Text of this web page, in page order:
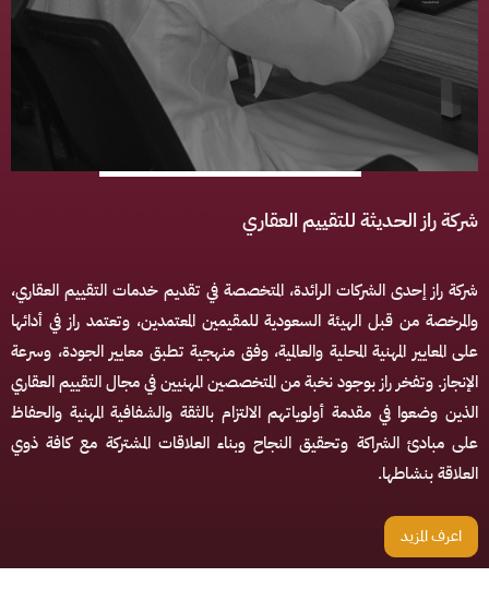
شركة راز الحديثة للتقييم العقاري
شركة راز إحدى الشركات الرائدة، المتخصصة في تقديم خدمات التقييم العقاري،
والمرخصة من قبل الهيئة السعودية للمقيمين المعتمدين، وتعتمد راز في أدائها
على المعايير المهنية المحلية والعالمية، وفق منهجية تطبق معايير الجودة، وسرعة
الإنجاز. وتفخر راز بوجود نخبة من المتخصصين المهنيين في مجال التقييم العقاري
الذين وضعوا في مقدمة أولوياتهم الالتزام بالثقة والشفافية المهنية والحفاظ
على مبادئ الشراكة وتحقيق النجاح وبناء العلاقات المشتركة مع كافة ذوي
العلاقة بنشاطها.
اعرف المزيد